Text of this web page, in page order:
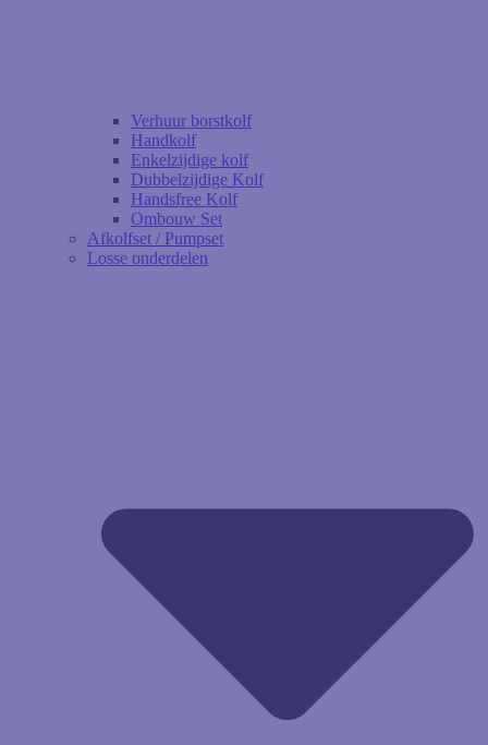
Verhuur borstkolf
Handkolf
Enkelzijdige kolf
Dubbelzijdige Kolf
Handsfree Kolf
Ombouw Set
Afkolfset / Pumpset
Losse onderdelen